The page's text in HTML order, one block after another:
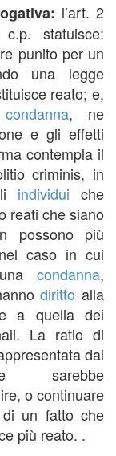
l’art. 2
statuisce:
punito per un
una legge
reato; e,
condanna, ne
e gli effetti
contempla il
criminis, in
individui che
reati che siano
possono più
caso in cui
condanna,
diritto alla
a quella dei
La ratio di
dal
o continuare
di un fatto che
più reato. .